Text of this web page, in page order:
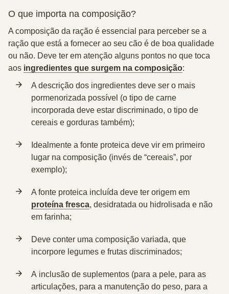
O que importa na composição?
A composição da ração é essencial para perceber se a
ração que está a fornecer ao seu cão é de boa qualidade
ou não. Deve ter em atenção alguns pontos no que toca
aos ingredientes que surgem na composição:
A descrição dos ingredientes deve ser o mais
pormenorizada possível (o tipo de carne
incorporada deve estar discriminado, o tipo de
cereais e gorduras também);
Idealmente a fonte proteica deve vir em primeiro
lugar na composição (invés de “cereais”, por
exemplo);
A fonte proteica incluída deve ter origem em
proteína fresca, desidratada ou hidrolisada e não
em farinha;
Deve conter uma composição variada, que
incorpore legumes e frutas discriminados;
A inclusão de suplementos (para a pele, para as
articulações, para a manutenção do peso, para a